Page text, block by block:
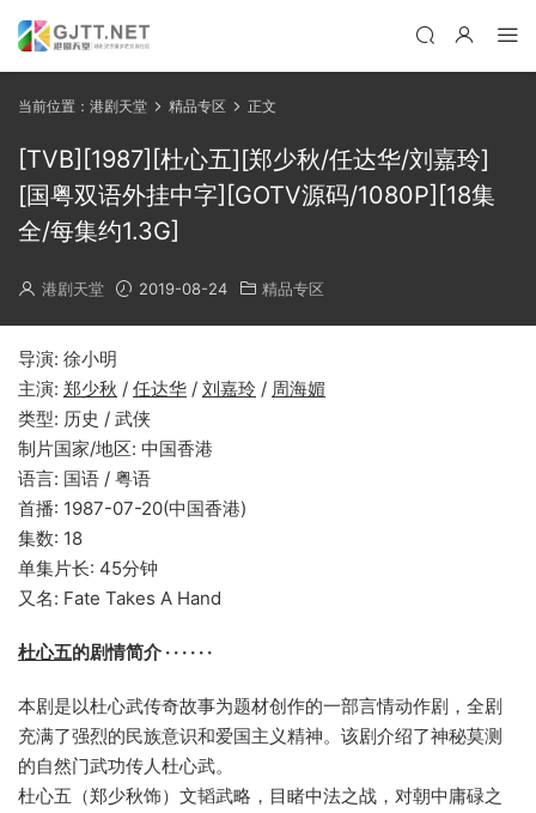
当前位置： 港剧天堂 精品专区 正文
[TVB][1987][杜心五][郑少秋/任达华/刘嘉玲]
[国粤双语外挂中字][GOTV源码/1080P][18集
全/每集约1.3G]
港剧天堂 2019-08-24 精品专区
导演: 徐小明
主演: 郑少秋 / 任达华 / 刘嘉玲 / 周海媚
类型: 历史 / 武侠
制片国家/地区: 中国香港
语言: 国语 / 粤语
首播: 1987-07-20(中国香港)
集数: 18
单集片长: 45分钟
又名: Fate Takes A Hand
杜心五的剧情简介 · · · · · ·
本剧是以杜心武传奇故事为题材创作的一部言情动作剧，全剧
充满了强烈的民族意识和爱国主义精神。该剧介绍了神秘莫测
的自然门武功传人杜心武。
杜心五（郑少秋饰）文韬武略，目睹中法之战，对朝中庸碌之